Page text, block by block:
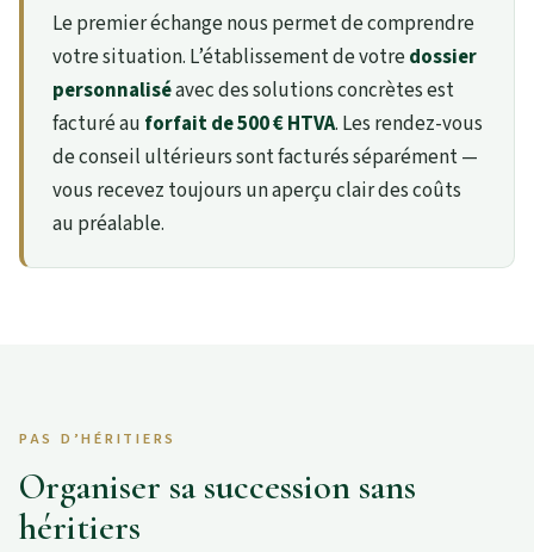
Le premier échange nous permet de comprendre
votre situation. L’établissement de votredossier
personnaliséavec des solutions concrètes est
facturé au forfait de 500 € HTVA. Les rendez-vous
de conseil ultérieurs sont facturés séparément —
vous recevez toujours un aperçu clair des coûts
au préalable.
PAS D’HÉRITIERS
Organiser sa succession sans
héritiers